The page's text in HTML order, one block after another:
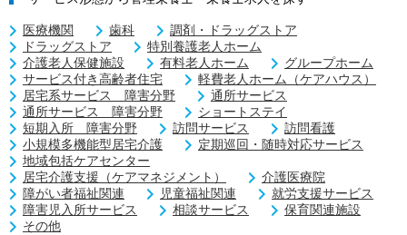
医療機関 歯科
調剤・ドラッグストア
ドラッグストア
特別養護老人ホーム
介護老人保健施設
有料老人ホーム
グループホーム
サービス付き高齢者住宅
軽費老人ホーム（ケアハウス）
居宅系サービス 障害分野
通所サービス
通所サービス 障害分野
ショートステイ
短期入所 障害分野
訪問サービス
訪問看護
小規模多機能型居宅介護
定期巡回・随時対応サービス
地域包括ケアセンター
居宅介護支援（ケアマネジメント）
介護医療院
障がい者福祉関連
児童福祉関連
就労支援サービス
障害児入所サービス
相談サービス
保育関連施設
その他